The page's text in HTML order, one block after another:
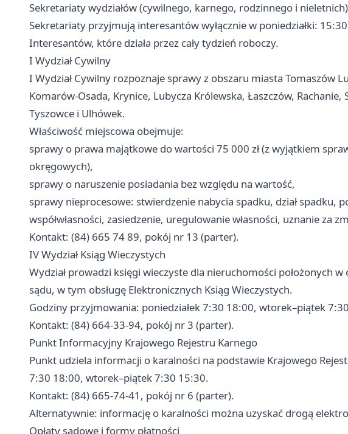
Sekretariaty wydziałów (cywilnego, karnego, rodzinnego i nieletnich)
Sekretariaty przyjmują interesantów wyłącznie w poniedziałki:
Interesantów, które działa przez cały tydzień roboczy.
I Wydział Cywilny
I Wydział Cywilny rozpoznaje sprawy z obszaru miasta Tomaszów
Komarów-Osada, Krynice, Lubycza Królewska, Łaszczów, Rachanie,
Tyszowce i Ulhówek.
Właściwość miejscowa obejmuje:
sprawy o prawa majątkowe do wartości 75 000 zł (z wyjątkiem
okręgowych),
sprawy o naruszenie posiadania bez względu na wartość,
sprawy nieprocesowe: stwierdzenie nabycia spadku, dział spadku,
współwłasności, zasiedzenie, uregulowanie własności, uznanie za
Kontakt: (84) 665 74 89, pokój nr 13 (parter).
IV Wydział Ksiąg Wieczystych
Wydział prowadzi księgi wieczyste dla nieruchomości położonych w
sądu, w tym obsługę Elektronicznych Ksiąg Wieczystych.
Godziny przyjmowania: poniedziałek 7:30 18:00, wtorek–piątek
Kontakt: (84) 664-33-94, pokój nr 3 (parter).
Punkt Informacyjny Krajowego Rejestru Karnego
Punkt udziela informacji o karalności na podstawie Krajowego
7:30 18:00, wtorek–piątek 7:30 15:30.
Kontakt: (84) 665-74-41, pokój nr 6 (parter).
Alternatywnie: informację o karalności można uzyskać drogą
Opłaty sądowe i formy płatności